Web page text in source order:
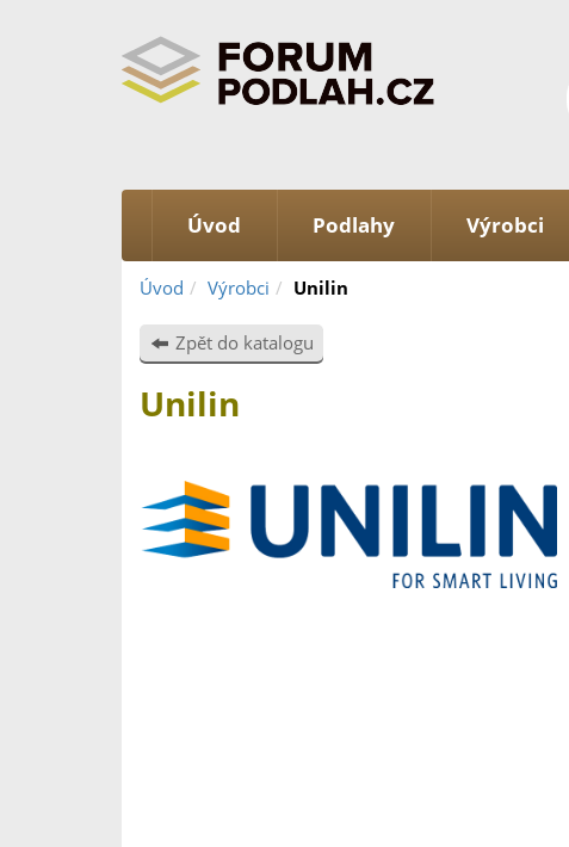
Úvod Podlahy Výrobci
Úvod Výrobci Unilin
Zpět do katalogu
Unilin